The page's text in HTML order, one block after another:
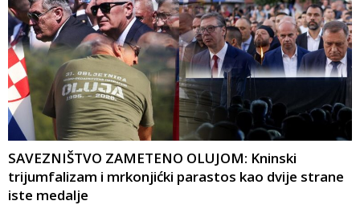
SAVEZNIŠTVO ZAMETENO OLUJOM: Kninski
trijumfalizam i mrkonjićki parastos kao dvije strane
iste medalje